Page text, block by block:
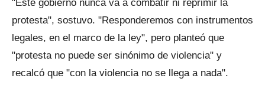
"Este gobierno nunca va a combatir ni reprimir la
protesta", sostuvo. "Responderemos con instrumentos
legales, en el marco de la ley", pero planteó que
"protesta no puede ser sinónimo de violencia" y
recalcó que "con la violencia no se llega a nada".